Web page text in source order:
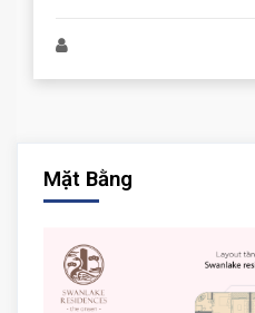
Mặt Bằng